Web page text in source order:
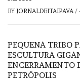
BY JORNALDEITAIPAVA/
PEQUENA TRIBO
ESCULTURA
ENCERRAMENTO
PETRÓPOLIS